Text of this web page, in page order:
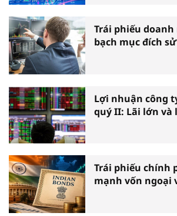
Trái phiếu
bạch mục đích
Lợi nhuận công
quý II: Lãi lớn và
Trái phiếu chính
mạnh vốn ngoại